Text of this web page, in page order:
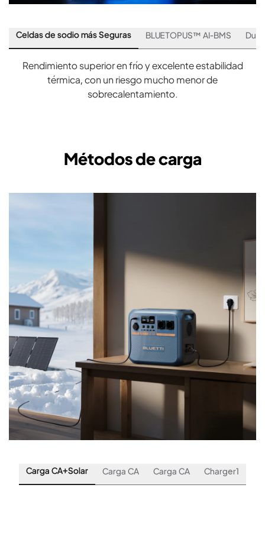
Celdas de sodio más Seguras BLUETOPUS™ AI-BMS
Rendimiento superior en frío y excelente estabilidad
térmica, con un riesgo mucho menor de
sobrecalentamiento.
Métodos de carga
Carga CA+Solar Carga CA Carga CA Charger1